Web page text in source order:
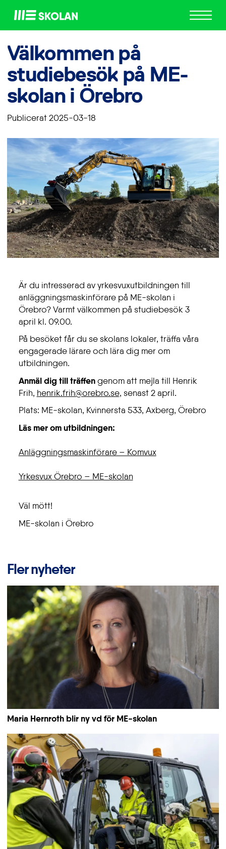
ME
Skolan
Välkommen på
studiebesök på ME-
skolan i Örebro
Publicerat 2025-03-18
Är du intresserad av yrkesvuxutbildningen till
anläggningsmaskinförare på ME-skolan i
Örebro? Varmt välkommen på studiebesök 3
april kl. 09.00.
På besöket får du se skolans lokaler, träffa våra
engagerade lärare och lära dig mer om
utbildningen.
Anmäl dig till träffengenom att mejla till Henrik
Frih, henrik.frih@orebro.se, senast 2 april.
Plats: ME-skolan, Kvinnersta 533, Axberg, Örebro
Läs mer om utbildningen:
Anläggningsmaskinförare – Komvux
Yrkesvux Örebro – ME-skolan
Väl mött!
ME-skolan i Örebro
Fler nyheter
Maria Hernroth blir ny vd för ME-skolan